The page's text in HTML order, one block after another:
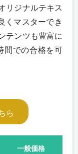
リジナルテキス
くマスターでき
テンツも豊富に
間での合格を可
ら
一般価格